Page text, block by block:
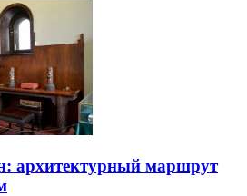
архитектурный маршрут